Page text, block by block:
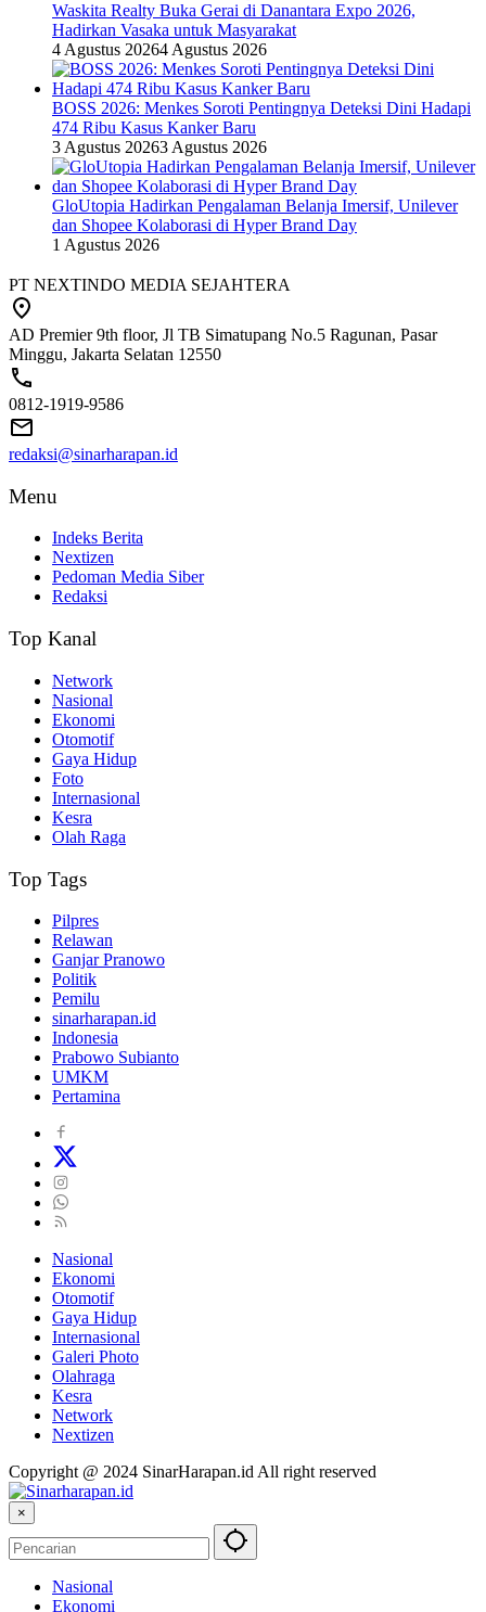
Waskita Realty Buka Gerai di Danantara Expo 2026,
Hadirkan Vasaka untuk Masyarakat
4 Agustus 20264 Agustus 2026
BOSS 2026: Menkes Soroti Pentingnya Deteksi Dini Hadapi
474 Ribu Kasus Kanker Baru
3 Agustus 20263 Agustus 2026
GloUtopia Hadirkan Pengalaman Belanja Imersif, Unilever
dan Shopee Kolaborasi di Hyper Brand Day
1 Agustus 2026
PT NEXTINDO MEDIA SEJAHTERA
AD Premier 9th floor, Jl TB Simatupang No.5 Ragunan, Pasar
Minggu, Jakarta Selatan 12550
0812-1919-9586
redaksi@sinarharapan.id
Menu
Indeks Berita
Nextizen
Pedoman Media Siber
Redaksi
Top Kanal
Network
Nasional
Ekonomi
Otomotif
Gaya Hidup
Foto
Internasional
Kesra
Olah Raga
Top Tags
Pilpres
Relawan
Ganjar Pranowo
Politik
Pemilu
sinarharapan.id
Indonesia
Prabowo Subianto
UMKM
Pertamina
Nasional
Ekonomi
Otomotif
Gaya Hidup
Internasional
Galeri Photo
Olahraga
Kesra
Network
Nextizen
Copyright @ 2024 SinarHarapan.id All right reserved
×
Nasional
Ekonomi